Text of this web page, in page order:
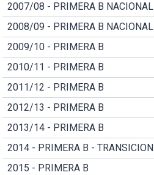
2007/08 - PRIMERA B NACIONAL
2008/09 - PRIMERA B NACIONAL
2009/10 - PRIMERA B
2010/11 - PRIMERA B
2011/12 - PRIMERA B
2012/13 - PRIMERA B
2013/14 - PRIMERA B
2014 - PRIMERA B - TRANSICION
2015 - PRIMERA B